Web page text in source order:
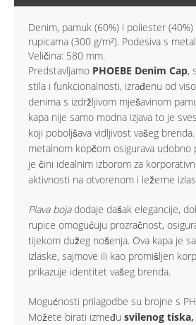
Denim, pamuk (60%) i poliester
rupicama (300 g/m²). Podesiva s
Veličina: 580 mm.
Predstavljamo PHOEBE Denim Cap,
stila i funkcionalnosti, izrađenu od
denima s izdržljivom mješavinom
kapa nije samo modna izjava to je
koji poboljšava vidljivost vašeg
metalnom kopčom osigurava udobno
je čini idealnim izborom za
aktivnosti na otvorenom i ležerne
Plava bojadodaje dašak elegancije,
rupice omogućuju prozračnost,
tijekom dužeg nošenja. Ova kapa je
izlaske, sajmove ili kao promišljen
prikazuje identitet vašeg brenda.
Mogućnosti prilagodbe su brojne s
Možete birati između svilenog